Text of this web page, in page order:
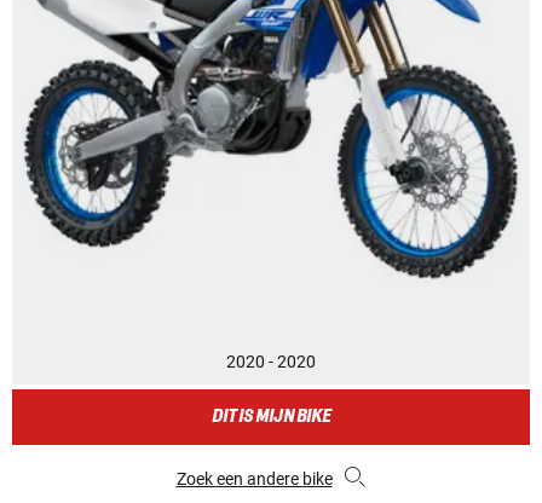
2020 - 2020
DIT IS MIJN BIKE
Zoek een andere bike